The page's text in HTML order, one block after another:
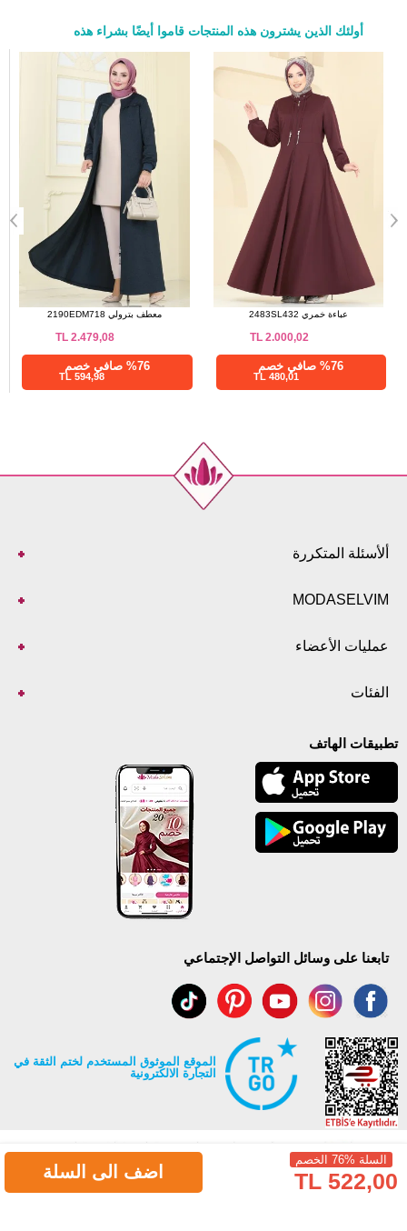
السلة %76 الخصم
522,00 TL اضف الى السلة
أولئك الذين يشترون هذه المنتجات قاموا أيضًا بشراء هذه
a>
عباءة خمري 2483SL432
2.000,02
TL
%76 صافي خصم
480,01 TL
عباءة بترولي 2483SL432
2.000,02
TL
%76 صافي خصم
480,01 TL
ألأسئلة المتكررة
MODASELVIM
عمليات الأعضاء
الفئات
تطبيقات الهاتف
تابعنا على وسائل التواصل الإجتماعي
الموقع الموثوق المستخدم لختم الثقة في
التجارة الالكترونية
جميع حقوق Modaselvim محفوظة ©2026